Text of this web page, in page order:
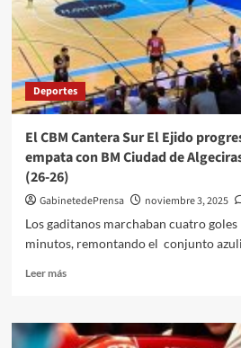
por
Montaña
Alpina
Sierra
de
Gádor-
Dalías
Deportes
El CBM Cantera Sur El Ejido
empata con BM Ciudad de
(26-26)
GabinetedePrensa noviembre 3, 2025
Los gaditanos marchaban cuatro
minutos, remontando el conjunto
Leer másLeer
El
CBM